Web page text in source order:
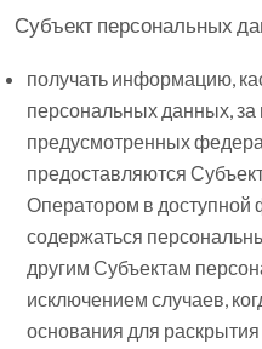
Субъект персональных
получать информацию,
персональных данных,
предусмотренных
предоставляются
Оператором в доступной
содержаться
другим Субъектам
исключением случаев,
основания для